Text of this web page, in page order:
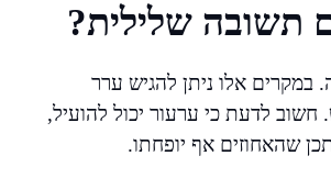
תשובה שלילית?
אלו ניתן להגיש ערר
לדעת כי ערעור יכול להועיל,
שהאחוזים אף יופחתו.